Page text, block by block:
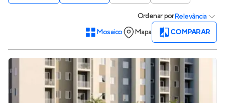
OrdenarporRelevância
Mosaico
Mapa COMPARAR